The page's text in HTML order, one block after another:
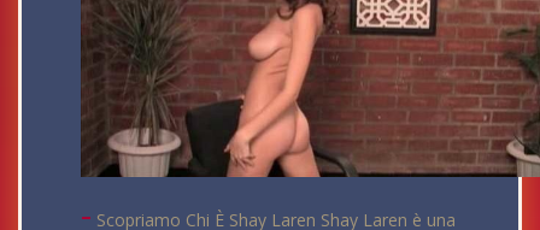
- Scopriamo Chi È Shay Laren Shay Laren è una